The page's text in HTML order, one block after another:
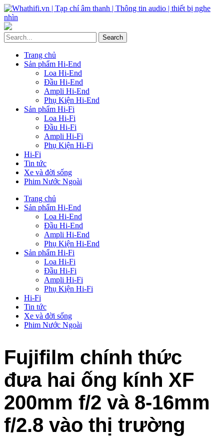
Trang chủ
Sản phẩm Hi-End
Loa Hi-End
Đầu Hi-End
Ampli Hi-End
Phụ Kiện Hi-End
Sản phẩm Hi-Fi
Loa Hi-Fi
Đầu Hi-Fi
Ampli Hi-Fi
Phụ Kiện Hi-Fi
Hi-Fi
Tin tức
Xe và đời sống
Phim Nước Ngoài
Trang chủ
Sản phẩm Hi-End
Loa Hi-End
Đầu Hi-End
Ampli Hi-End
Phụ Kiện Hi-End
Sản phẩm Hi-Fi
Loa Hi-Fi
Đầu Hi-Fi
Ampli Hi-Fi
Phụ Kiện Hi-Fi
Hi-Fi
Tin tức
Xe và đời sống
Phim Nước Ngoài
Fujifilm chính thức
đưa hai ống kính XF
200mm f/2 và 8-16mm
f/2.8 vào thị trường